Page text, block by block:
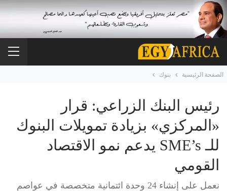
الصفحة الرئيسية بنوك
رئيس البنك الزراعي: قرار
«المركزي» بزيادة تمويلات البنوك
للـ SME’s يدعم نمو الاقتصاد
القومي
نعمل على إنشاء 24 وحدة ائتمانية متخصصة في عواصم